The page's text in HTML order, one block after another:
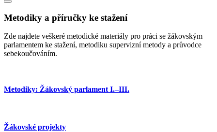
Metodiky a příručky ke stažení
Zde najdete veškeré metodické materiály pro práci se žákovským
parlamentem ke stažení, metodiku supervizní metody a průvodce
sebekoučováním.
Metodiky: Žákovský parlament I.–III.
Žákovské projekty